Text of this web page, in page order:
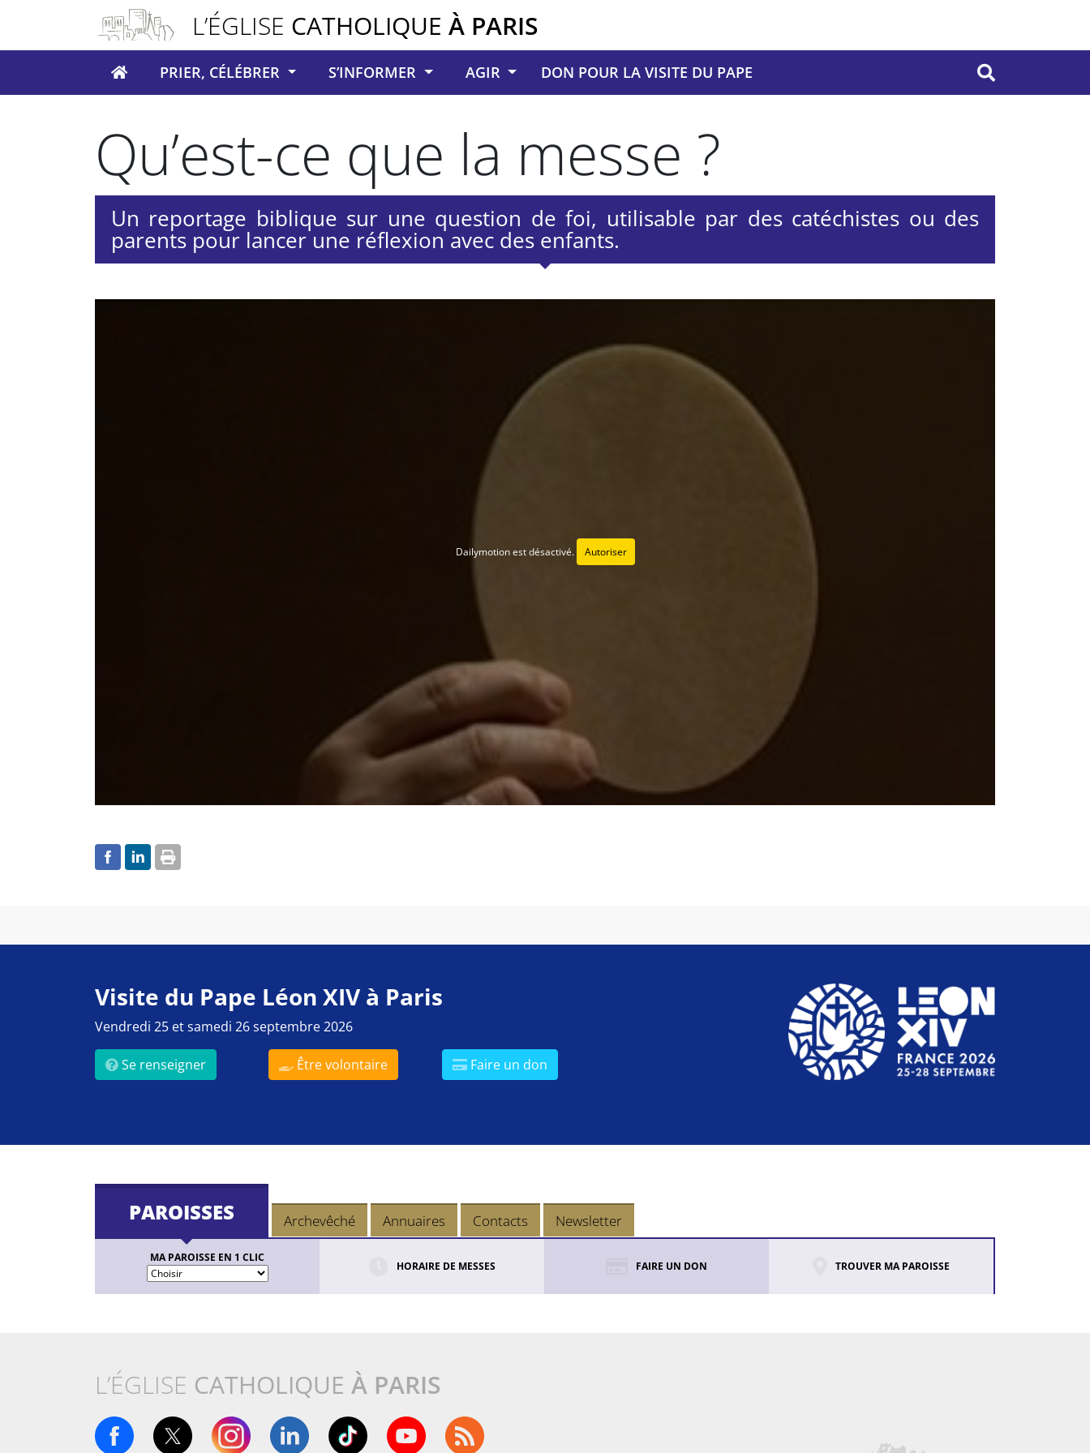
L’ÉGLISE CATHOLIQUE À PARIS
Votre recherche OK
PRIER, CÉLÉBRER S’INFORMER AGIR DON POUR LA VISITE DU PAPE
Qu’est-ce que la messe ?
Un reportage biblique sur une question de foi, utilisable par des catéchistes ou des
parents pour lancer une réflexion avec des enfants.
Dailymotion est désactivé. Autoriser
Visite du Pape Léon XIV à Paris
Vendredi 25 et samedi 26 septembre 2026
Se renseigner Être volontaire Faire un don
PAROISSES Archevêché Annuaires Contacts Newsletter
MA PAROISSE EN 1 CLIC
HORAIRE DE MESSES FAIRE UN DON TROUVER MA PAROISSE
L’ÉGLISE CATHOLIQUE À PARIS
Panneau de gestion des cookies